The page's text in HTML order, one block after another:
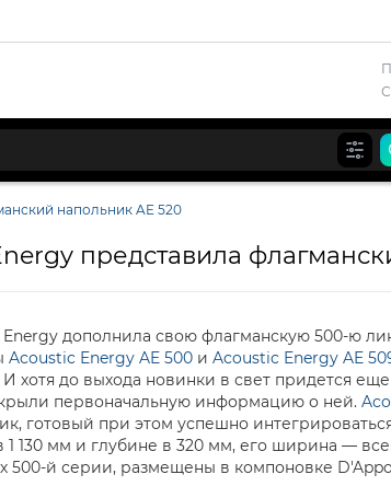
напольник AE 520
представила
дополнила свою флагманскую 500-ю
Acoustic Energy AE 500и Acoustic Energy AE
И хотя до выхода новинки в свет придется
первоначальную информацию о ней.
готовый при этом успешно
1 130 мм и глубине в 320 мм, его ширина —
500-й серии, размещены в компоновке